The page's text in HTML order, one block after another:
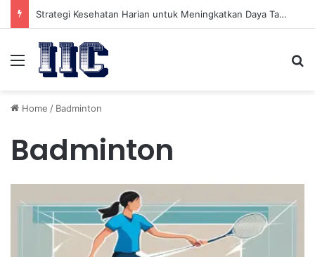
Strategi Kesehatan Harian untuk Meningkatkan Daya Tahan Tubuh dalam Beraktivitas
Menu
Home / Badminton
Badminton